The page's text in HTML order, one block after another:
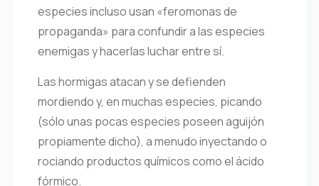
especies incluso usan «feromonas de
propaganda» para confundir a las especies
enemigas y hacerlas luchar entre sí.
Las hormigas atacan y se defienden
mordiendo y, en muchas especies, picando
(sólo unas pocas especies poseen aguijón
propiamente dicho), a menudo inyectando o
rociando productos químicos como el ácido
fórmico.